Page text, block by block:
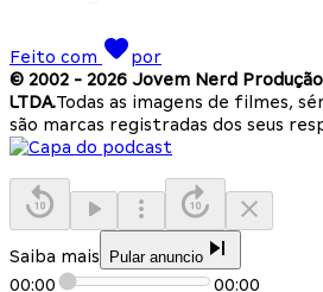
Feito com
por
© 2002 - 2026 Jovem Nerd
LTDA.Todas as imagens de filmes,
são marcas registradas dos seus
Saiba mais Pular anuncio
00:00 00:00